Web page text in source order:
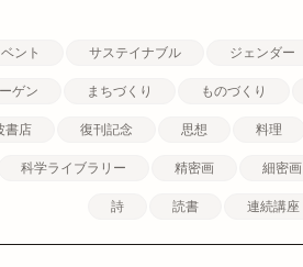
ント サステイナブル ジェンダー
ゲン まちづくり ものづくり
書店 復刊記念 思想 料理
科学ライブラリー 精密画 細密画
詩 読書 連続講座